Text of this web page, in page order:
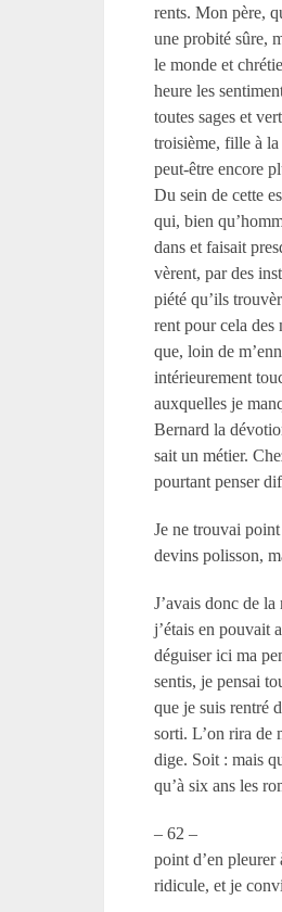
rents. Mon père,
une probité sûre,
le monde et
heure les
toutes sages et
troisième, fille à la
peut-être encore
Du sein de cette
qui, bien
dans et faisait
vèrent, par des
piété qu’ils
rent pour cela des
que, loin de
intérieurement
auxquelles je
Bernard la
sait un métier.
pourtant penser
Je ne trouvai
devins polisson,
J’avais donc de
j’étais en pouvait
déguiser ici ma
sentis, je pensai
que je suis rentré
sorti. L’on rira de
dige. Soit : mais
qu’à six ans les
– 62 –
point d’en pleurer
ridicule, et je